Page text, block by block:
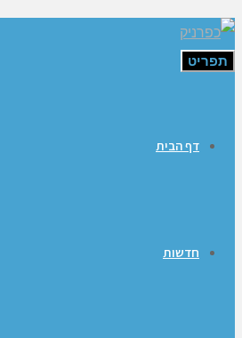
תפריט
דף הבית
חדשות